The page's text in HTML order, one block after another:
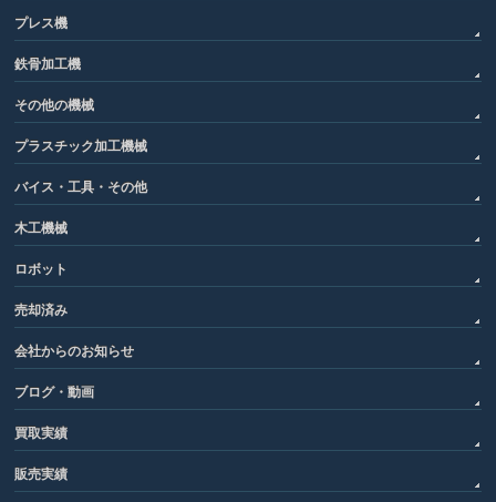
プレス機
鉄骨加工機
その他の機械
プラスチック加工機械
バイス・工具・その他
木工機械
ロボット
売却済み
会社からのお知らせ
ブログ・動画
買取実績
販売実績